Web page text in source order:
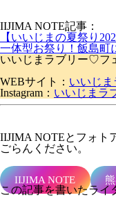
IIJIMA NOTE記事：
【いいじまの夏祭り
一体型お祭り！飯島町
いいじまラブリー♡フ
WEBサイト： いいじ
Instagram： いいじまラ
IIJIMA NOTEとフォト
ごらんください。
IIJIMA NOTE
この記事を書いたライ